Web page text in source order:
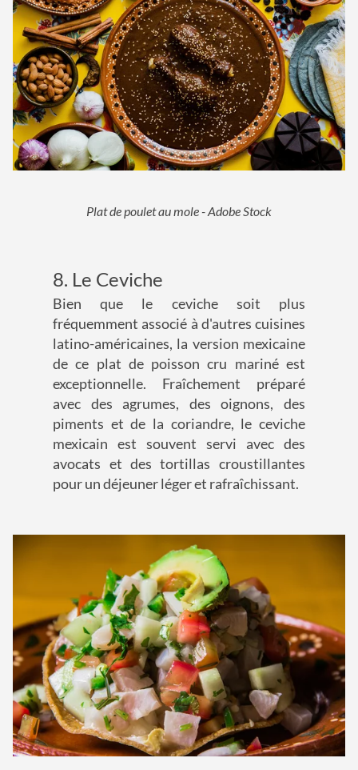
Plat de poulet au mole - Adobe Stock
8. Le Ceviche
Bien que le ceviche soit plus
fréquemment associé à d'autres cuisines
latino-américaines, la version mexicaine
de ce plat de poisson cru mariné est
exceptionnelle. Fraîchement préparé
avec des agrumes, des oignons, des
piments et de la coriandre, le ceviche
mexicain est souvent servi avec des
avocats et des tortillas croustillantes
pour un déjeuner léger et rafraîchissant.